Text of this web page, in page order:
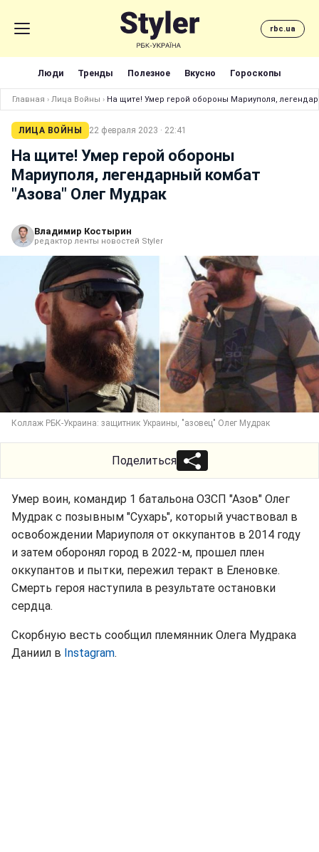
rbc.ua
Люди Тренды Полезное Вкусно Гороскопы
Главная › Лица Войны › На щите! Умер герой обороны Мариуполя,
ЛИЦА ВОЙНЫ 22 февраля 2023 · 22:41
На щите! Умер герой обороны
Мариуполя, легендарный комбат
"Азова" Олег Мудрак
Владимир Костырин
редактор ленты новостей Styler
Коллаж РБК-Украина: защитник Украины, "азовец" Олег Мудрак
Поделиться
Умер воин, командир 1 батальона ОЗСП "Азов" Олег
Мудрак с позывным "Сухарь", который участвовал в
освобождении Мариуполя от оккупантов в 2014 году
и затем оборонял город в 2022-м, прошел плен
оккупантов и пытки, пережил теракт в Еленовке.
Смерть героя наступила в результате остановки
сердца.
Скорбную весть сообщил племянник Олега Мудрака
Даниил в Instagram.